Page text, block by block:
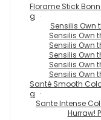
Florame Stick
g
Sensilis Own
Sensilis Own
Sensilis Own
Sensilis Own
Sensilis Own
Sensilis Own
Santé Smooth
g
Sante Intense
Hurraw!